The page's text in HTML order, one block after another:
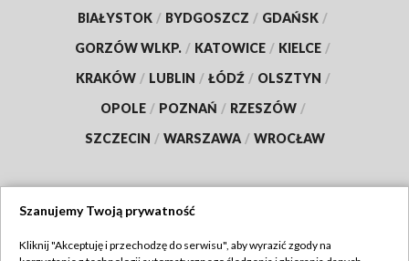
BIAŁYSTOK / BYDGOSZCZ / GDAŃSK /
GORZÓW WLKP. / KATOWICE / KIELCE /
KRAKÓW / LUBLIN / ŁÓDŹ / OLSZTYN /
OPOLE / POZNAŃ / RZESZÓW /
SZCZECIN / WARSZAWA / WROCŁAW
Szanujemy Twoją prywatność
Kliknij "Akceptuję i przechodzę do serwisu", aby wyrazić zgody na